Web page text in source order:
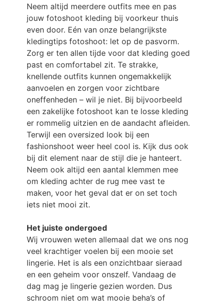
Neem altijd meerdere outfits mee en pas
jouw fotoshoot kleding bij voorkeur thuis
even door. Eén van onze belangrijkste
kledingtips fotoshoot: let op de pasvorm.
Zorg er ten allen tijde voor dat kleding goed
past en comfortabel zit. Te strakke,
knellende outfits kunnen ongemakkelijk
aanvoelen en zorgen voor zichtbare
oneffenheden – wil je niet. Bij bijvoorbeeld
een zakelijke fotoshoot kan te losse kleding
er rommelig uitzien en de aandacht afleiden.
Terwijl een oversized look bij een
fashionshoot weer heel cool is. Kijk dus ook
bij dit element naar de stijl die je hanteert.
Neem ook altijd een aantal klemmen mee
om kleding achter de rug mee vast te
maken, voor het geval dat er on set toch
iets niet mooi zit.
Het juiste ondergoed
Wij vrouwen weten allemaal dat we ons nog
veel krachtiger voelen bij een mooie set
lingerie. Het is als een onzichtbaar sieraad
en een geheim voor onszelf. Vandaag de
dag mag je lingerie gezien worden. Dus
schroom niet om wat mooie beha’s of